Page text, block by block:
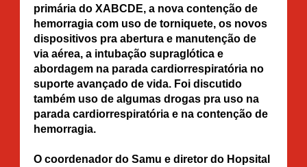
primária do XABCDE, a nova contenção de
hemorragia com uso de torniquete, os novos
dispositivos pra abertura e manutenção de
via aérea, a intubação supraglótica e
abordagem na parada cardiorrespiratória no
suporte avançado de vida. Foi discutido
também uso de algumas drogas pra uso na
parada cardiorrespiratória e na contenção de
hemorragia.
O coordenador do Samu e diretor do Hopsital